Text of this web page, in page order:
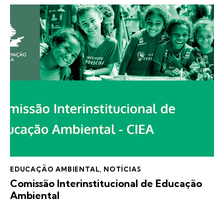
EDUCAÇÃO AMBIENTAL NOTÍCIAS
Comissão Interinstitucional de Educação
Ambiental